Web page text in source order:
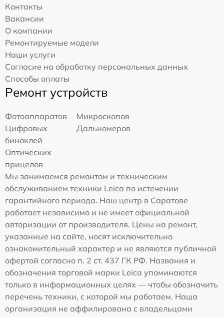
Контакты
Вакансии
О компании
Ремонтируемые модели
Наши услуги
Согласие на обработку персональных данных
Способы оплаты
Ремонт устройств
Фотоаппаратов
Микроскопов
Цифровых
биноклей
Дальномеров
Оптических
прицелов
Мы занимаемся ремонтом и техническим
обслуживанием техники Leica по истечении
гарантийного периода. Наш центр в Саратове
работает независимо и не имеет официальной
авторизации от производителя. Цены на ремонт,
указанные на сайте, носят исключительно
ознакомительный характер и не являются публичной
офертой согласно п. 2 ст. 437 ГК РФ. Названия и
обозначения торговой марки Leica упоминаются
только в информационных целях — чтобы обозначить
перечень техники, с которой мы работаем. Наша
организация не аффилирована с владельцами